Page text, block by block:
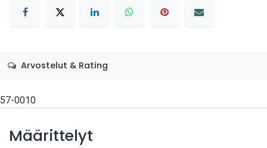
Arvostelut & Rating
57-0010
Määrittelyt